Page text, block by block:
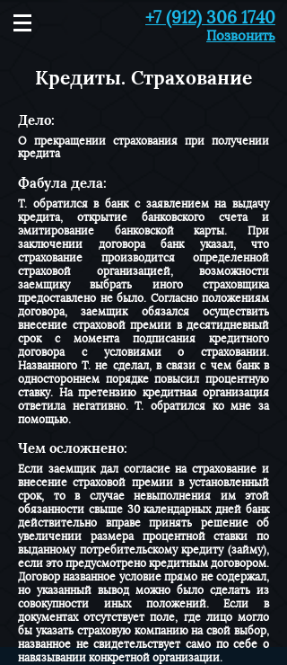
+7 (912) 306 1740
Позвонить
Кредиты. Страхование
Дело:
О прекращении страхования при получении
кредита
Фабула дела:
Т. обратился в банк с заявлением на выдачу
кредита, открытие банковского счета и
эмитирование банковской карты. При
заключении договора банк указал, что
страхование производится определенной
страховой организацией, возможности
заемщику выбрать иного страховщика
предоставлено не было. Согласно положениям
договора, заемщик обязался осуществить
внесение страховой премии в десятидневный
срок с момента подписания кредитного
договора с условиями о страховании.
Названного Т. не сделал, в связи с чем банк в
одностороннем порядке повысил процентную
ставку. На претензию кредитная организация
ответила негативно. Т. обратился ко мне за
помощью.
Чем осложнено:
Если заемщик дал согласие на страхование и
внесение страховой премии в установленный
срок, то в случае невыполнения им этой
обязанности свыше 30 календарных дней банк
действительно вправе принять решение об
увеличении размера процентной ставки по
выданному потребительскому кредиту (займу),
если это предусмотрено кредитным договором.
Договор названное условие прямо не содержал,
но указанный вывод можно было сделать из
совокупности иных положений. Если в
документах отсутствует поле, где лицо могло
бы указать страховую компанию на свой выбор,
названное не свидетельствует само по себе о
навязывании конкретной организации.